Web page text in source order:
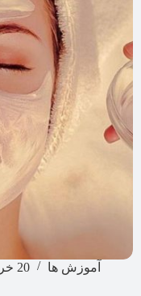
آموزش ها 20 خرداد